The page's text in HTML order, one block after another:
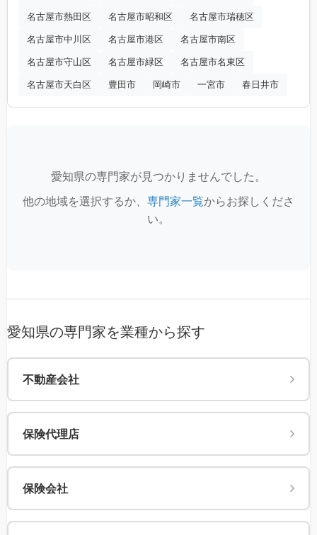
名古屋市熱田区 名古屋市昭和区 名古屋市瑞穂区
名古屋市中川区 名古屋市港区 名古屋市南区
名古屋市守山区 名古屋市緑区 名古屋市名東区
名古屋市天白区 豊田市 岡崎市 一宮市 春日井市
愛知県の専門家が見つかりませんでした。
他の地域を選択するか、 専門家一覧からお探しくださ
い。
愛知県の専門家を業種から探す
不動産会社
保険代理店
保険会社